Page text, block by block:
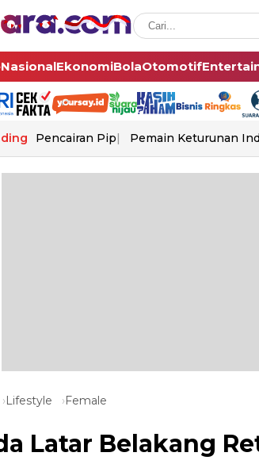
NasionalEkonomiBolaOtomotif
Pencairan Pip Pemain Keturunan
Lifestyle Female
Latar Belakang